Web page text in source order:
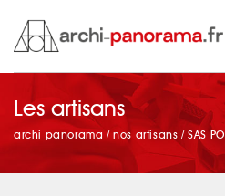
Les artisans
archi panorama /nos artisans /SAS